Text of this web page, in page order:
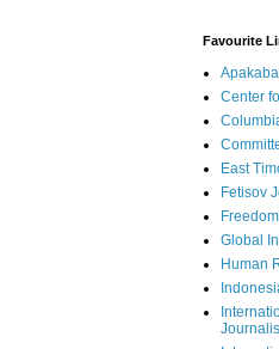
Favourite
Center
East
Fetisov
Global
Human